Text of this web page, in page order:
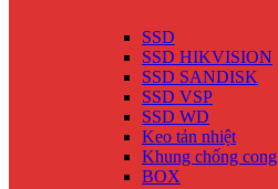
SSD
SSD HIKVISION
SSD SANDISK
SSD VSP
SSD WD
Keo tản nhiệt
Khung chống cong
BOX